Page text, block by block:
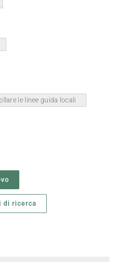
le linee guida locali
di ricerca